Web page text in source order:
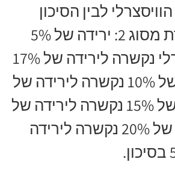
לבין הסיכון
העתידי לסוכרת מסוג 2: ירידה של 5%
בשומן הוויסצרלי נקשרה לירידה של 17%
בסיכון, ירידה של 10% נקשרה לירידה של
כ-30%, ירידה של 15% נקשרה לירידה של
כ-40%, וירידה של 20% נקשרה לירידה